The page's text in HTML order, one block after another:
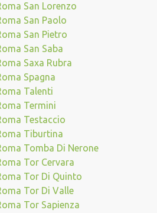
San Lorenzo
San Paolo
San Pietro
San Saba
Saxa Rubra
Spagna
Talenti
Termini
Testaccio
Tiburtina
Tomba Di Nerone
Tor Cervara
Tor Di Quinto
Tor Di Valle
Tor Sapienza